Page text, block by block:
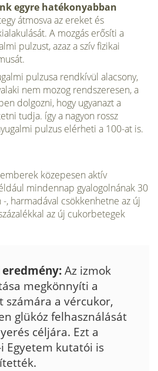
egyre hatékonyabban
átmosva az ereket és
A mozgás erősíti a
pulzust, azaz a szív fizikai
pulzusa rendkívül alacsony,
nem mozog rendszeresen, a
dolgozni, hogy ugyanazt a
tudja. így a nagyon rossz
pulzus elérheti a 100-at is.
közepesen aktív
mindennap gyalogolnának 30
, harmadával csökkenhetne az új
az új cukorbetegek
Az izmok
megkönnyíti a
számára a vércukor,
glükóz felhasználását
céljára. Ezt a
Egyetem kutatói is